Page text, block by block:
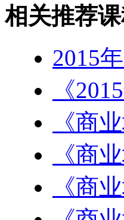
相关推荐
2015
《
《商
《商
《商